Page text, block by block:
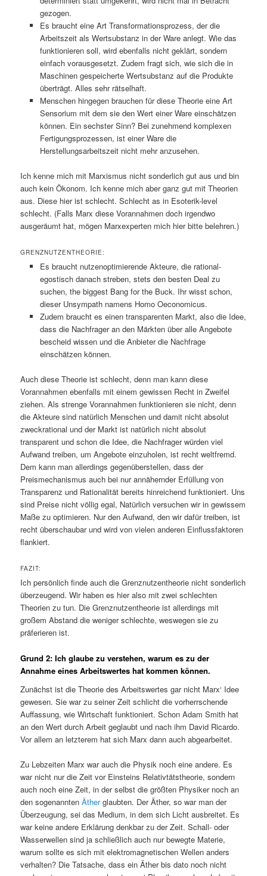
gezogen.
Es braucht eine Art Transformationsprozess, der die
Arbeitszeit als Wertsubstanz in der Ware anlegt. Wie das
funktionieren soll, wird ebenfalls nicht geklärt, sondern
einfach vorausgesetzt. Zudem fragt sich, wie sich die in
Maschinen gespeicherte Wertsubstanz auf die Produkte
überträgt. Alles sehr rätselhaft.
Menschen hingegen brauchen für diese Theorie eine Art
Sensorium mit dem sie den Wert einer Ware einschätzen
können. Ein sechster Sinn? Bei zunehmend komplexen
Fertigungsprozessen, ist einer Ware die
Herstellungsarbeitszeit nicht mehr anzusehen.
Ich kenne mich mit Marxismus nicht sonderlich gut aus und bin
auch kein Ökonom. Ich kenne mich aber ganz gut mit Theorien
aus. Diese hier ist schlecht. Schlecht as in Esoterik-level
schlecht. (Falls Marx diese Vorannahmen doch irgendwo
ausgeräumt hat, mögen Marxexperten mich hier bitte belehren.)
GRENZNUTZENTHEORIE:
Es braucht nutzenoptimierende Akteure, die rational-
egostisch danach streben, stets den besten Deal zu
suchen, the biggest Bang for the Buck. Ihr wisst schon,
dieser Unsympath namens Homo Oeconomicus.
Zudem braucht es einen transparenten Markt, also die Idee,
dass die Nachfrager an den Märkten über alle Angebote
bescheid wissen und die Anbieter die Nachfrage
einschätzen können.
Auch diese Theorie ist schlecht, denn man kann diese
Vorannahmen ebenfalls mit einem gewissen Recht in Zweifel
ziehen. Als strenge Vorannahmen funktionieren sie nicht, denn
die Akteure sind natürlich Menschen und damit nicht absolut
zweckrational und der Markt ist natürlich nicht absolut
transparent und schon die Idee, die Nachfrager würden viel
Aufwand treiben, um Angebote einzuholen, ist recht weltfremd.
Dem kann man allerdings gegenüberstellen, dass der
Preismechanismus auch bei nur annähernder Erfüllung von
Transparenz und Rationalität bereits hinreichend funktioniert. Uns
sind Preise nicht völlig egal, Natürlich versuchen wir in gewissem
Maße zu optimieren. Nur den Aufwand, den wir dafür treiben, ist
recht überschaubar und wird von vielen anderen Einflussfaktoren
flankiert.
FAZIT:
Ich persönlich finde auch die Grenznutzentheorie nicht sonderlich
überzeugend. Wir haben es hier also mit zwei schlechten
Theorien zu tun. Die Grenznutzentheorie ist allerdings mit
großem Abstand die weniger schlechte, weswegen sie zu
präferieren ist.
Grund 2: Ich glaube zu verstehen, warum es zu der
Annahme eines Arbeitswertes hat kommen können.
Zunächst ist die Theorie des Arbeitswertes gar nicht Marx‘ Idee
gewesen. Sie war zu seiner Zeit schlicht die vorherrschende
Auffassung, wie Wirtschaft funktioniert. Schon Adam Smith hat
an den Wert durch Arbeit geglaubt und nach ihm David Ricardo.
Vor allem an letzterem hat sich Marx dann auch abgearbeitet.
Zu Lebzeiten Marx war auch die Physik noch eine andere. Es
war nicht nur die Zeit vor Einsteins Relativtätstheorie, sondern
auch noch eine Zeit, in der selbst die größten Physiker noch an
den sogenanntenÄtherglaubten. Der Äther, so war man der
Überzeugung, sei das Medium, in dem sich Licht ausbreitet. Es
war keine andere Erklärung denkbar zu der Zeit. Schall- oder
Wasserwellen sind ja schließlich auch nur bewegte Materie,
warum sollte es sich mit elektromagnetischen Wellen anders
verhalten? Die Tatsache, dass ein Äther bis dato noch nicht